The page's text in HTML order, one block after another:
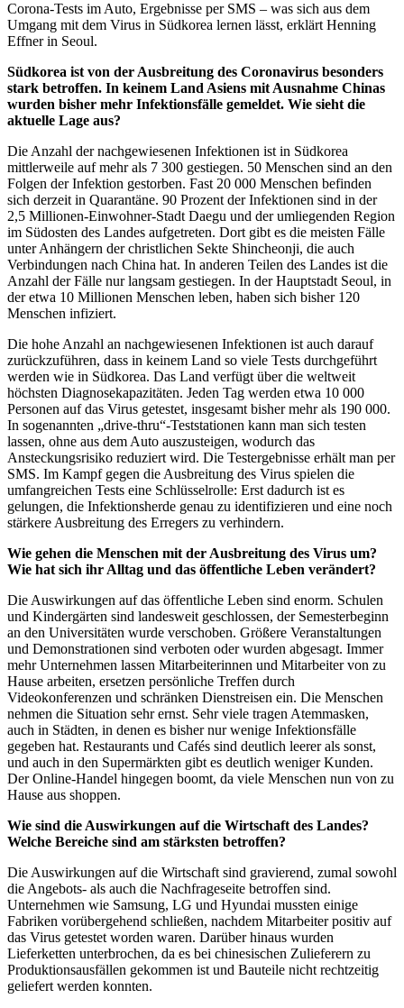
Corona-Tests im Auto, Ergebnisse per SMS – was sich aus dem
Umgang mit dem Virus in Südkorea lernen lässt, erklärt Henning
Effner in Seoul.
Südkorea ist von der Ausbreitung des Coronavirus besonders
stark betroffen. In keinem Land Asiens mit Ausnahme Chinas
wurden bisher mehr Infektionsfälle gemeldet. Wie sieht die
aktuelle Lage aus?
Die Anzahl der nachgewiesenen Infektionen ist in Südkorea
mittlerweile auf mehr als 7 300 gestiegen. 50 Menschen sind an den
Folgen der Infektion gestorben. Fast 20 000 Menschen befinden
sich derzeit in Quarantäne. 90 Prozent der Infektionen sind in der
2,5 Millionen-Einwohner-Stadt Daegu und der umliegenden Region
im Südosten des Landes aufgetreten. Dort gibt es die meisten Fälle
unter Anhängern der christlichen Sekte Shincheonji, die auch
Verbindungen nach China hat. In anderen Teilen des Landes ist die
Anzahl der Fälle nur langsam gestiegen. In der Hauptstadt Seoul, in
der etwa 10 Millionen Menschen leben, haben sich bisher 120
Menschen infiziert.
Die hohe Anzahl an nachgewiesenen Infektionen ist auch darauf
zurückzuführen, dass in keinem Land so viele Tests durchgeführt
werden wie in Südkorea. Das Land verfügt über die weltweit
höchsten Diagnosekapazitäten. Jeden Tag werden etwa 10 000
Personen auf das Virus getestet, insgesamt bisher mehr als 190 000.
In sogenannten „drive-thru“-Teststationen kann man sich testen
lassen, ohne aus dem Auto auszusteigen, wodurch das
Ansteckungsrisiko reduziert wird. Die Testergebnisse erhält man per
SMS. Im Kampf gegen die Ausbreitung des Virus spielen die
umfangreichen Tests eine Schlüsselrolle: Erst dadurch ist es
gelungen, die Infektionsherde genau zu identifizieren und eine noch
stärkere Ausbreitung des Erregers zu verhindern.
Wie gehen die Menschen mit der Ausbreitung des Virus um?
Wie hat sich ihr Alltag und das öffentliche Leben verändert?
Die Auswirkungen auf das öffentliche Leben sind enorm. Schulen
und Kindergärten sind landesweit geschlossen, der Semesterbeginn
an den Universitäten wurde verschoben. Größere Veranstaltungen
und Demonstrationen sind verboten oder wurden abgesagt. Immer
mehr Unternehmen lassen Mitarbeiterinnen und Mitarbeiter von zu
Hause arbeiten, ersetzen persönliche Treffen durch
Videokonferenzen und schränken Dienstreisen ein. Die Menschen
nehmen die Situation sehr ernst. Sehr viele tragen Atemmasken,
auch in Städten, in denen es bisher nur wenige Infektionsfälle
gegeben hat. Restaurants und Cafés sind deutlich leerer als sonst,
und auch in den Supermärkten gibt es deutlich weniger Kunden.
Der Online-Handel hingegen boomt, da viele Menschen nun von zu
Hause aus shoppen.
Wie sind die Auswirkungen auf die Wirtschaft des Landes?
Welche Bereiche sind am stärksten betroffen?
Die Auswirkungen auf die Wirtschaft sind gravierend, zumal sowohl
die Angebots- als auch die Nachfrageseite betroffen sind.
Unternehmen wie Samsung, LG und Hyundai mussten einige
Fabriken vorübergehend schließen, nachdem Mitarbeiter positiv auf
das Virus getestet worden waren. Darüber hinaus wurden
Lieferketten unterbrochen, da es bei chinesischen Zulieferern zu
Produktionsausfällen gekommen ist und Bauteile nicht rechtzeitig
geliefert werden konnten.